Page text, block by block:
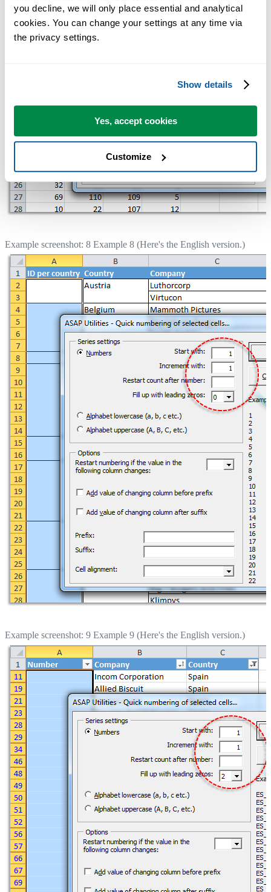
you decline, we will only place essential and analytical
cookies. You can change your settings at any time via
the privacy settings.
Show details
Yes, accept cookies
Customize
Example screenshot: 8 Example 8 (Here's the English version.)
Example screenshot: 9 Example 9 (Here's the English version.)